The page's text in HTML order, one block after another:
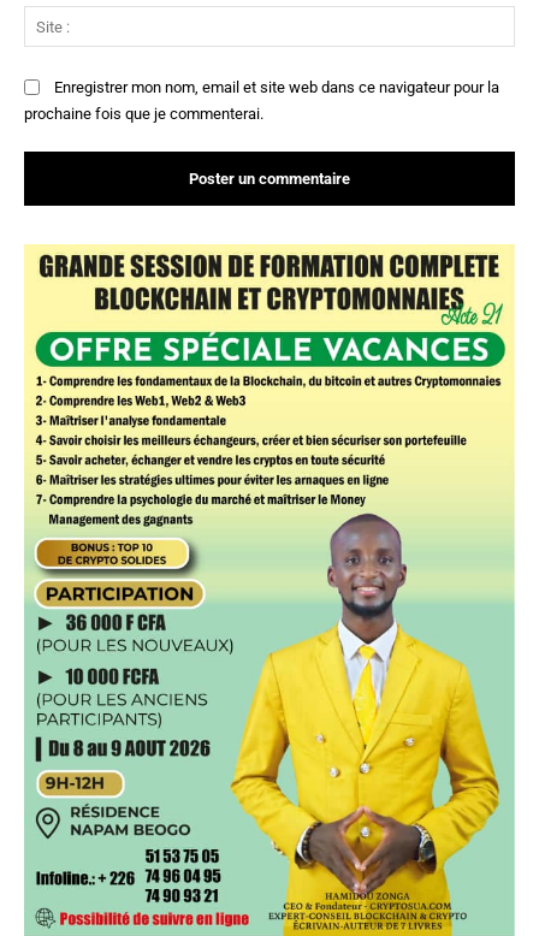
:
Enregistrer mon nom, email et site web dans ce navigateur pour la
prochaine fois que je commenterai.